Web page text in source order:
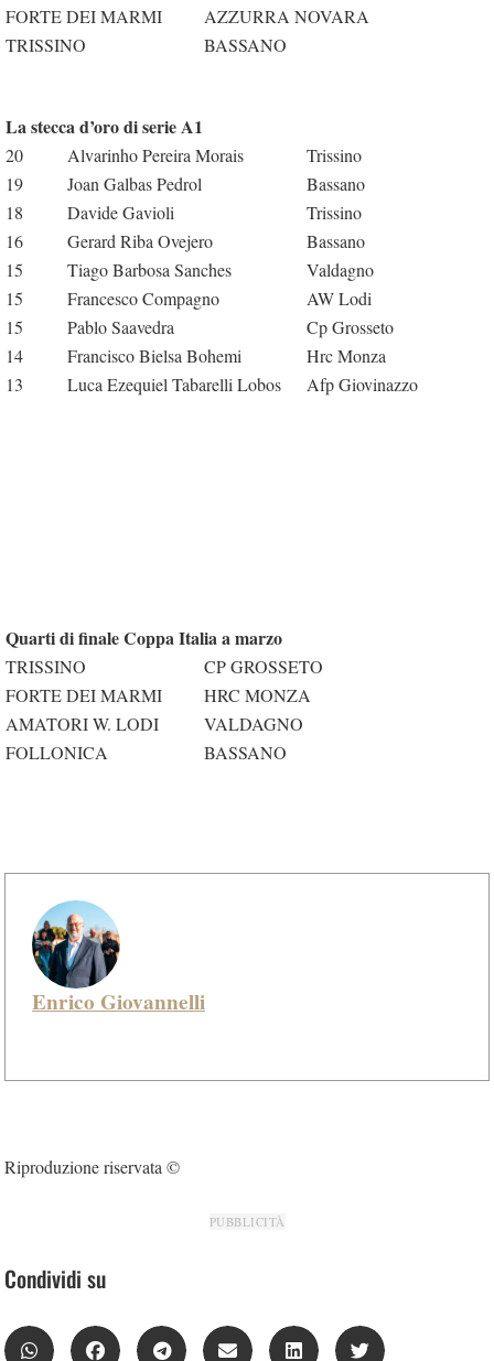
FORTE DEI MARMI
AZZURRA NOVARA
TRISSINO
BASSANO
La stecca d’oro di serie A1
20 Alvarinho Pereira Morais
Trissino
19
Joan Galbas Pedrol
Bassano
18
Davide Gavioli
Trissino
16
Gerard Riba Ovejero
Bassano
15
Tiago Barbosa Sanches
Valdagno
15
Francesco Compagno
AW Lodi
15
Pablo Saavedra
Cp Grosseto
14
Francisco Bielsa Bohemi
Hrc Monza
13
Luca Ezequiel Tabarelli Lobos Afp Giovinazzo
Quarti di finale Coppa Italia a marzo
TRISSINO
CP GROSSETO
FORTE DEI MARMI
HRC MONZA
AMATORI W. LODI
VALDAGNO
FOLLONICA
BASSANO
Enrico Giovannelli
Riproduzione riservata ©
PUBBLICITÀ
Condividi su